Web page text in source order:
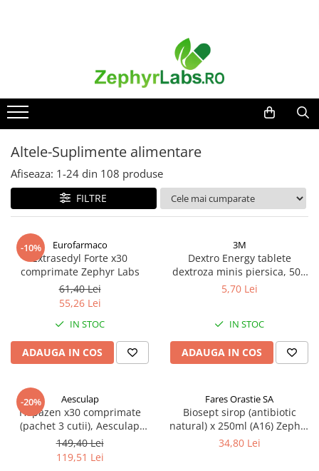
Alimentatie sanatoasa
Alimente
Dieta
Ceaiuri
Altele-Alimentatie sanatoasa
Mama si copil
Ingrijire și cosmetice
Scutece si servetele
Cosmetice copii
Protectie anti-insecte
Hrana pentru bebelusi
Produse antiparazitare
Sarcina si alaptare
Altele-Mama si copil
Produse pentru ingrijire si
frumusete
Ingrijire ten
Altele-Suplimente alimentare
Afiseaza: 1-24 din 108 produse
FILTRE
-10% Eurofarmaco
Extrasedyl Forte x30
comprimate Zephyr Labs
61,40 Lei
55,26 Lei
IN STOC
ADAUGA IN COS
3M
Dextro Energy tablete
dextroza minis piersica, 50g
Zephyr Labs
5,70 Lei
IN STOC
ADAUGA IN COS
-20% Aesculap
Hepazen x30 comprimate
(pachet 3 cutii), Aesculap
Zephyr Labs
149,40 Lei
119,51 Lei
Fares Orastie SA
Biosept sirop (antibiotic
natural) x 250ml (A16) Zephyr
Labs
34,80 Lei